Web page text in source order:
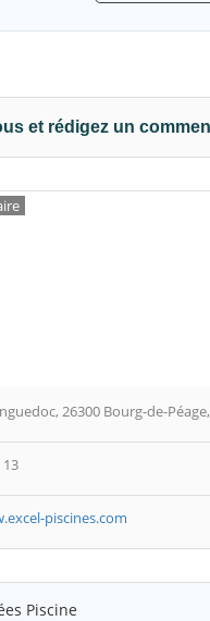
et rédigez un
26300 Bourg-de-
13
piscines.com
Piscine